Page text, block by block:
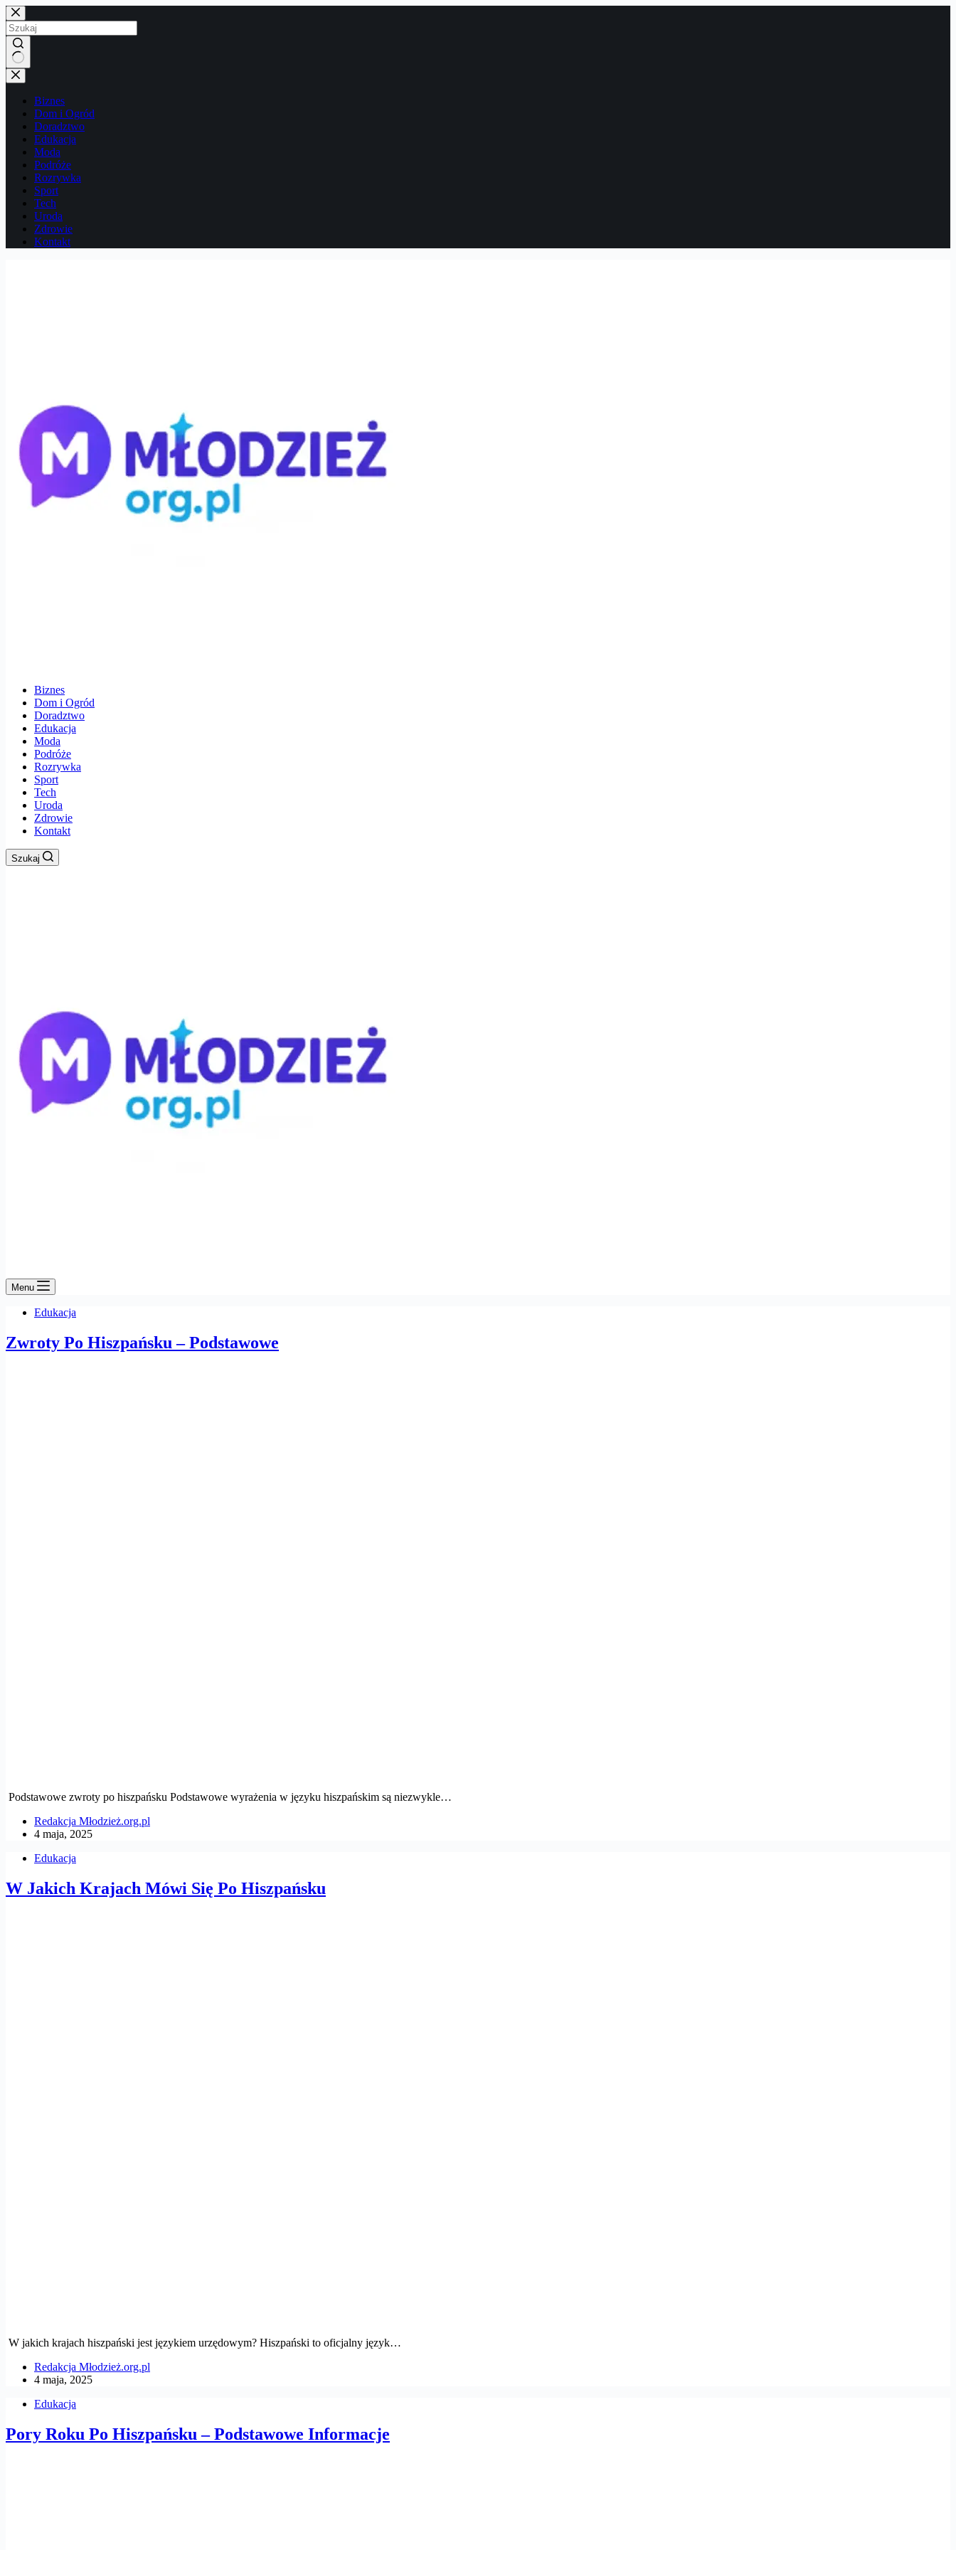
Przejdź
do
treści
Brak
wyników
Biznes
Dom i Ogród
Doradztwo
Edukacja
Moda
Podróże
Rozrywka
Sport
Tech
Uroda
Zdrowie
Kontakt
Biznes
Dom i Ogród
Doradztwo
Edukacja
Moda
Podróże
Rozrywka
Sport
Tech
Uroda
Zdrowie
Kontakt
Szukaj
Menu
Edukacja
Zwroty Po Hiszpańsku – Podstawowe
Podstawowe zwroty po hiszpańsku Podstawowe wyrażenia w języku hiszpańskim są niezwykle…
Redakcja Młodzież.org.pl
4 maja, 2025
Edukacja
W Jakich Krajach Mówi Się Po Hiszpańsku
W jakich krajach hiszpański jest językiem urzędowym? Hiszpański to oficjalny język…
Redakcja Młodzież.org.pl
4 maja, 2025
Edukacja
Pory Roku Po Hiszpańsku – Podstawowe Informacje